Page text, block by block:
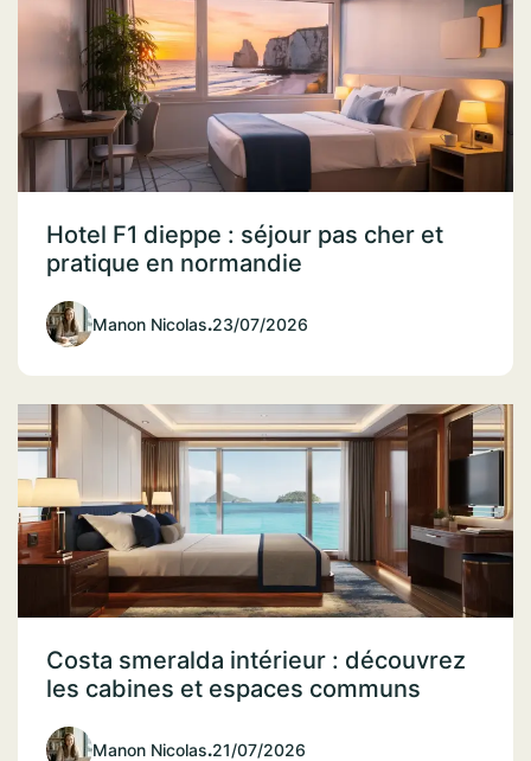
Hotel F1 dieppe : séjour pas cher et
pratique en normandie
Manon Nicolas.23/07/2026
Costa smeralda intérieur : découvrez
les cabines et espaces communs
Manon Nicolas.21/07/2026